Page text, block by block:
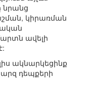
նրանց
կիրառման
ավելի
ակնարկեցինք
դեպքերի